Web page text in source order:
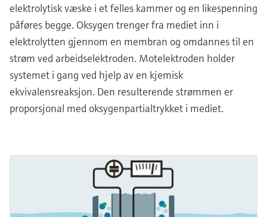
elektrolytisk væske i et felles kammer og en likespenning
påføres begge. Oksygen trenger fra mediet inn i
elektrolytten gjennom en membran og omdannes til en
strøm ved arbeidselektroden. Motelektroden holder
systemet i gang ved hjelp av en kjemisk
ekvivalensreaksjon. Den resulterende strømmen er
proporsjonal med oksygenpartialtrykket i mediet.